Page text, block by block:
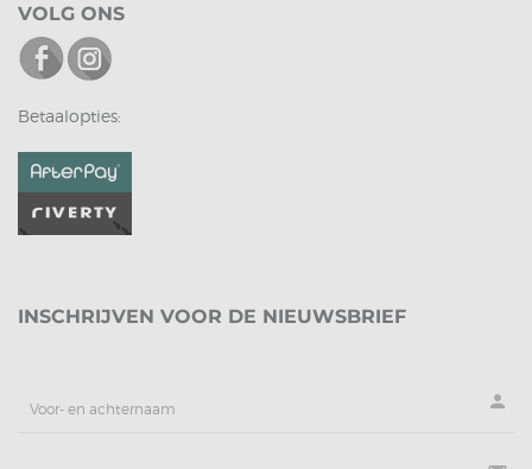
VOLG ONS
Betaalopties:
INSCHRIJVEN VOOR DE NIEUWSBRIEF
person